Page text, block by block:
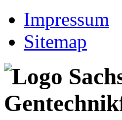
Impressum
Sitemap